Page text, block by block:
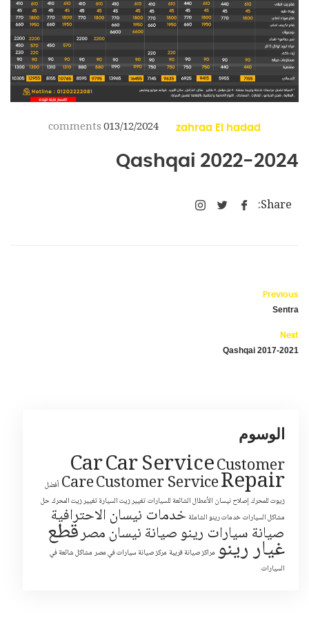
zahraa El hadad
13/12/2024
0
Qashqai 2022-2024
Share:
Previous
Sentra
Next
Qashqai 2017-2021
الوسوم
CarCar ServiceCustomer
CareCustomer ServiceRepair
أفضل
زيوت للمحركإصلاح نيسان الأعطال الشائعة للسياراتتغيير زيت السيارةتغيير زيت المحرك حل
مشاكل السيارات خدمات رينو الشاملة خدمات نيسان الاحترافية
صيانة سيارات رينوصيانة نيسان مصرقطع غيار رينو مراكز صيانة قريبة مركز صيانة سيارات في مصر مشاكل شائعة في
السيارات